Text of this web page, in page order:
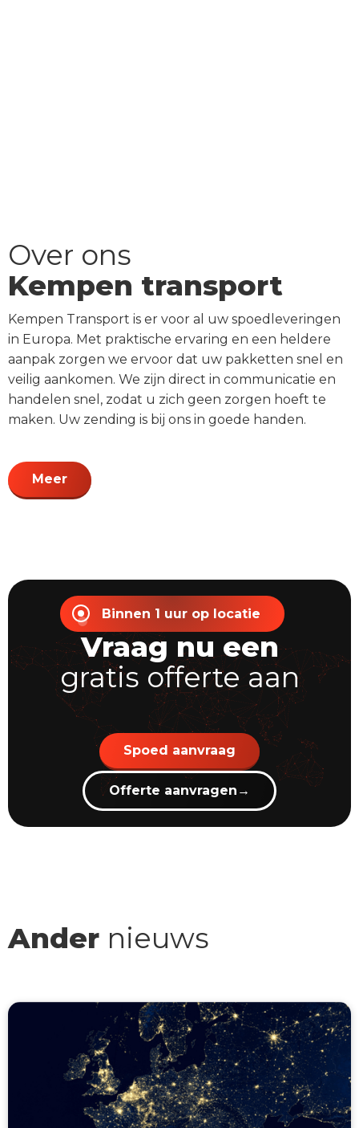
Over ons
Kempen transport
Kempen Transport is er voor al uw spoedleveringen
in Europa. Met praktische ervaring en een heldere
aanpak zorgen we ervoor dat uw pakketten snel en
veilig aankomen. We zijn direct in communicatie en
handelen snel, zodat u zich geen zorgen hoeft te
maken. Uw zending is bij ons in goede handen.
Meer
Binnen 1 uur op locatie
Vraag nu een
gratis offerte aan
Spoed aanvraag
Offerte aanvragen →
Ander nieuws